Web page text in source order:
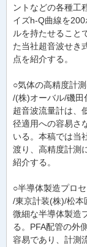
ントなどの各種工
イズh-Q曲線を
ルを持たせること
た当社超音波せき
点を紹介する。
○気体の高精度計
/(株)オーバル/磯田
超音波流量計は、
径適用への容易さ
いる。本稿では当
渡り、高精度計測
紹介する。
○半導体製造プロ
/東京計装(株)/松本
微細な半導体製造
る。PFA配管の外
容易であり、計測